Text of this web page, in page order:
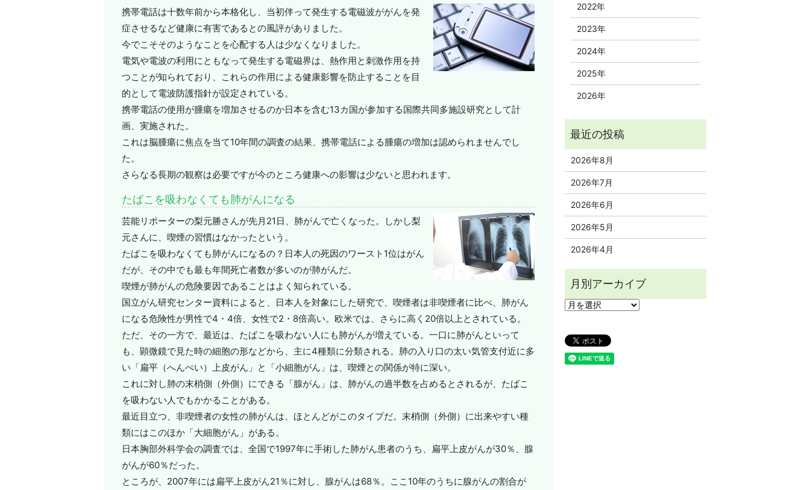
携帯電話は十数年前から本格化し、当初伴って発生する電磁波ががんを発
症させるなど健康に有害であるとの風評がありました。
今でこそそのようなことを心配する人は少なくなりました。
電気や電波の利用にともなって発生する電磁界は、熱作用と刺激作用を持
つことが知られており、これらの作用による健康影響を防止することを目
的として電波防護指針が設定されている。
携帯電話の使用が腫瘍を増加させるのか日本を含む13カ国が参加する国際共同多施設研究として計
画、実施された。
これは脳腫瘍に焦点を当て10年間の調査の結果、携帯電話による腫瘍の増加は認められませんでし
た。
さらなる長期の観察は必要ですが今のところ健康への影響は少ないと思われます。
たばこを吸わなくても肺がんになる
芸能リポーターの梨元勝さんが先月21日、肺がんで亡くなった。しかし梨
元さんに、喫煙の習慣はなかったという。
たばこを吸わなくても肺がんになるの？日本人の死因のワースト1位はがん
だが、その中でも最も年間死亡者数が多いのが肺がんだ。
喫煙が肺がんの危険要因であることはよく知られている。
国立がん研究センター資料によると、日本人を対象にした研究で、喫煙者は非喫煙者に比べ、肺がん
になる危険性が男性で4・4倍、女性で2・8倍高い。欧米では、さらに高く20倍以上とされている。
ただ、その一方で、最近は、たばこを吸わない人にも肺がんが増えている。一口に肺がんといって
も、顕微鏡で見た時の細胞の形などから、主に4種類に分類される。肺の入り口の太い気管支付近に多
い「扁平（へんぺい）上皮がん」と「小細胞がん」は、喫煙との関係が特に深い。
これに対し肺の末梢側（外側）にできる「腺がん」は、肺がんの過半数を占めるとされるが、たばこ
を吸わない人でもかかることがある。
最近目立つ、非喫煙者の女性の肺がんは、ほとんどがこのタイプだ。末梢側（外側）に出来やすい種
類にはこのほか「大細胞がん」がある。
日本胸部外科学会の調査では、全国で1997年に手術した肺がん患者のうち、扁平上皮がんが30％、腺
がんが60％だった。
ところが、2007年には扁平上皮がん21％に対し、腺がんは68％。ここ10年のうちに腺がんの割合が
2022年
2023年
2024年
2025年
2026年
2026年8月
2026年7月
2026年6月
2026年5月
2026年4月